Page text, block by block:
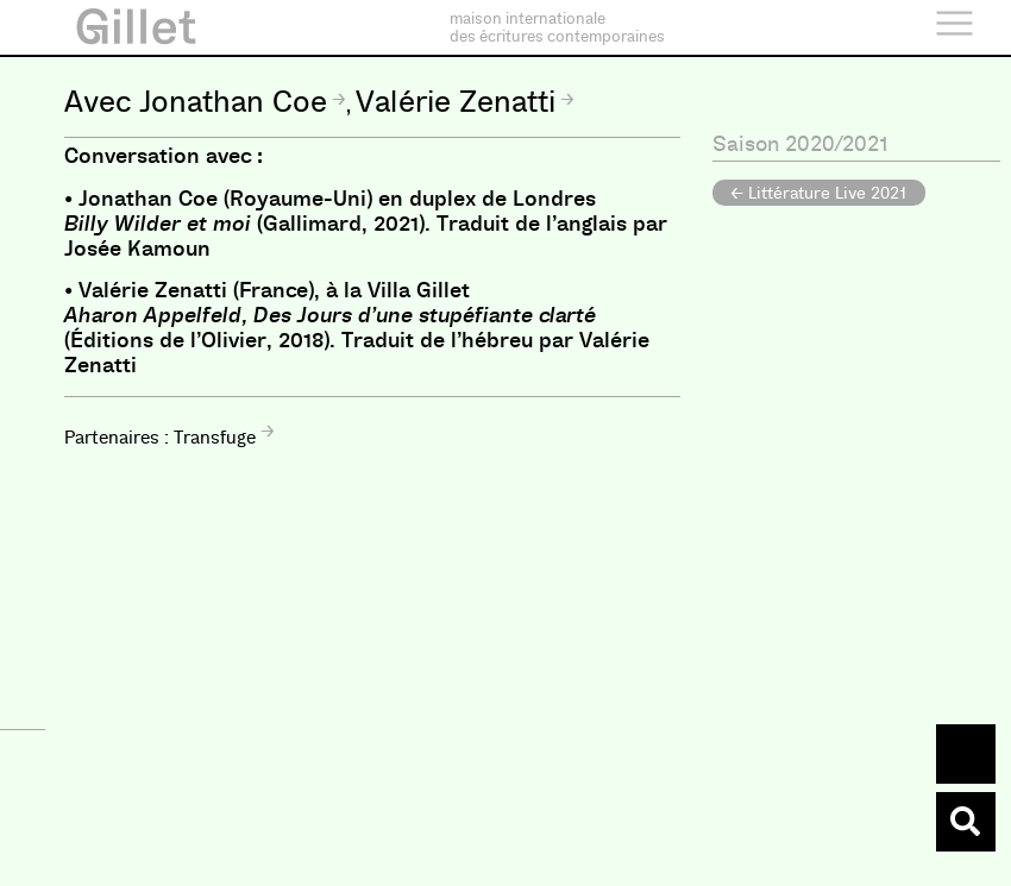
maison internationale
des écritures contemporaines
Jonathan Coe ,Valérie Zenatti
Conversation avec :
• Jonathan Coe (Royaume-Uni) en duplex de Londres
Billy Wilder et moi (Gallimard, 2021). Traduit de l’anglais par
Josée Kamoun
• Valérie Zenatti (France), à la Villa Gillet
Aharon Appelfeld, Des Jours d’une stupéfiante clarté
(Éditions de l’Olivier, 2018). Traduit de l’hébreu par Valérie
Zenatti
Transfuge
Saison 2020/2021
← Littérature Live 2021